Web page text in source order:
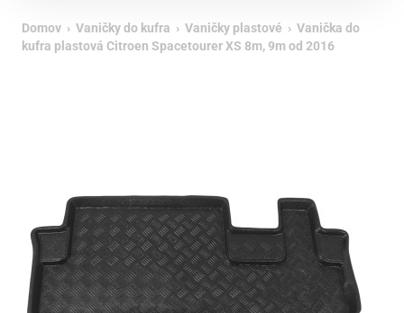
Domov › Vaničky do kufra › Vaničky plastové › Vanička do
kufra plastová Citroen Spacetourer XS 8m, 9m od 2016